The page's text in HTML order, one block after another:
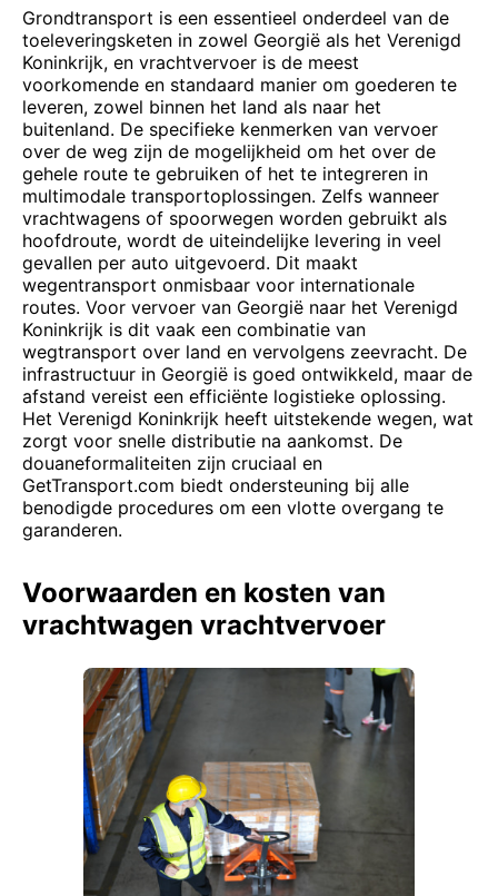
Grondtransport is een essentieel onderdeel van de
toeleveringsketen in zowel Georgië als het Verenigd
Koninkrijk, en vrachtvervoer is de meest
voorkomende en standaard manier om goederen te
leveren, zowel binnen het land als naar het
buitenland. De specifieke kenmerken van vervoer
over de weg zijn de mogelijkheid om het over de
gehele route te gebruiken of het te integreren in
multimodale transportoplossingen. Zelfs wanneer
vrachtwagens of spoorwegen worden gebruikt als
hoofdroute, wordt de uiteindelijke levering in veel
gevallen per auto uitgevoerd. Dit maakt
wegentransport onmisbaar voor internationale
routes. Voor vervoer van Georgië naar het Verenigd
Koninkrijk is dit vaak een combinatie van
wegtransport over land en vervolgens zeevracht. De
infrastructuur in Georgië is goed ontwikkeld, maar de
afstand vereist een efficiënte logistieke oplossing.
Het Verenigd Koninkrijk heeft uitstekende wegen, wat
zorgt voor snelle distributie na aankomst. De
douaneformaliteiten zijn cruciaal en
GetTransport.com biedt ondersteuning bij alle
benodigde procedures om een vlotte overgang te
garanderen.
Voorwaarden en kosten van
vrachtwagen vrachtvervoer